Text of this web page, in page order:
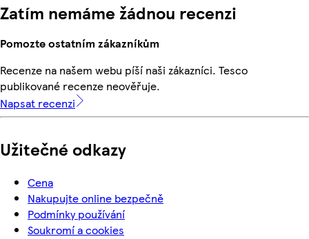
Zatím nemáme žádnou recenzi
Pomozte ostatním zákazníkům
Recenze na našem webu píší naši zákazníci. Tesco
publikované recenze neověřuje.
Napsat recenzi
Užitečné odkazy
Cena
Nakupujte online bezpečně
Podmínky používání
Soukromí a cookies